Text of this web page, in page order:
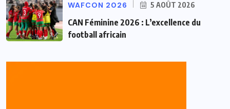
WAFCON 2026 5 AOÛT 2026
CAN Féminine 2026 : L’excellence du
football africain